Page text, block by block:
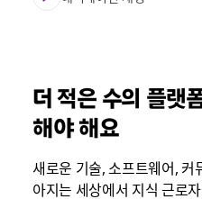
더 적은 수의 플랫
해야 해요
새로운 기술, 소프트웨어,
아지는 세상에서 지식 근로